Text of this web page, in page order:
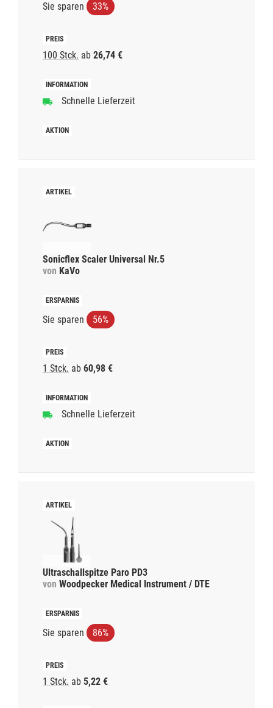
Sie sparen 33%
100 Stck. ab 26,74 €
Schnelle Lieferzeit
Sonicflex Scaler Universal Nr.5
von KaVo
Sie sparen 56%
1 Stck. ab 60,98 €
Schnelle Lieferzeit
Ultraschallspitze Paro PD3
von Woodpecker Medical Instrument / DTE
Sie sparen 86%
1 Stck. ab 5,22 €